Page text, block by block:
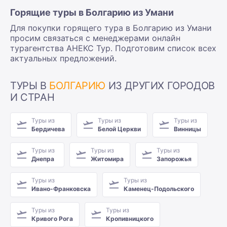
Горящие туры в Болгарию из Умани
Для покупки горящего тура в Болгарию из Умани
просим связаться с менеджерами онлайн
турагентства АНЕКС Тур. Подготовим список всех
актуальных предложений.
ТУРЫ В БОЛГАРИЮ ИЗ ДРУГИХ ГОРОДОВ
И СТРАН
Туры из
Бердичева
Туры из
Белой Церкви
Туры из
Винницы
Туры из
Днепра
Туры из
Житомира
Туры из
Запорожья
Туры из
Ивано-Франковска
Туры из
Каменец-Подольского
Туры из
Кривого Рога
Туры из
Кропивницкого